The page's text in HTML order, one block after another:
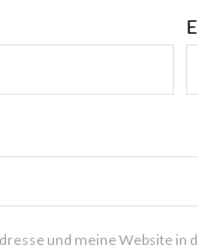
und meine Website